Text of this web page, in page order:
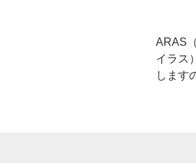
ARAS
イラス
します